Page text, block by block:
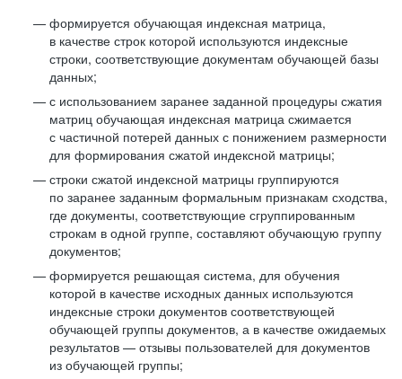
формируется обучающая индексная матрица,
в качестве строк которой используются индексные
строки, соответствующие документам обучающей базы
данных;
с использованием заранее заданной процедуры сжатия
матриц обучающая индексная матрица сжимается
с частичной потерей данных с понижением размерности
для формирования сжатой индексной матрицы;
строки сжатой индексной матрицы группируются
по заранее заданным формальным признакам сходства,
где документы, соответствующие сгруппированным
строкам в одной группе, составляют обучающую группу
документов;
формируется решающая система, для обучения
которой в качестве исходных данных используются
индексные строки документов соответствующей
обучающей группы документов, а в качестве ожидаемых
результатов — отзывы пользователей для документов
из обучающей группы;